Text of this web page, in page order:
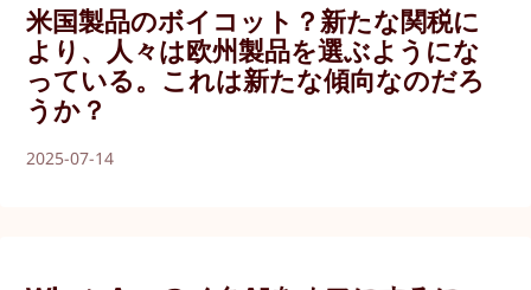
米国製品のボイコット？新たな関税に
より、人々は欧州製品を選ぶようにな
っている。これは新たな傾向なのだろ
うか？
2025-07-14